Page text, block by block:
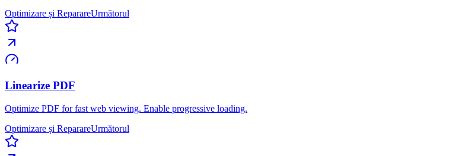
Optimizare și ReparareUrmătorul
Linearize PDF
Optimize PDF for fast web viewing. Enable progressive loading.
Optimizare și ReparareUrmătorul